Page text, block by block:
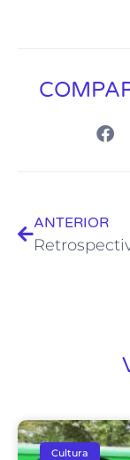
ANTERIOR
Cultura